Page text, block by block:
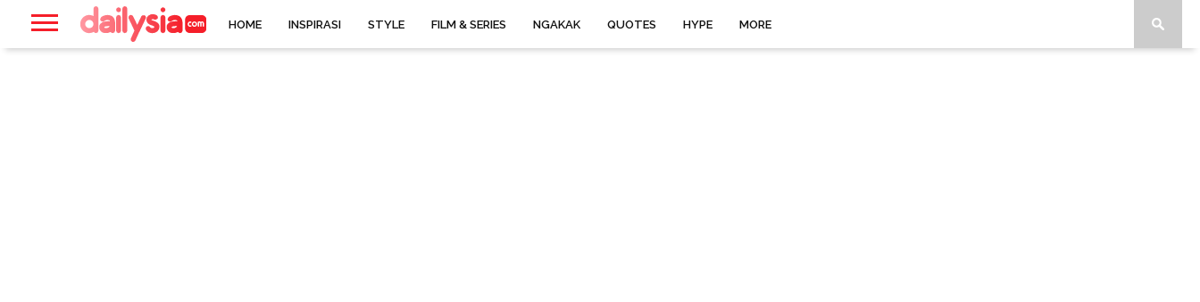
HOME INSPIRASI STYLE FILM & SERIES NGAKAK QUOTES HYPE MORE